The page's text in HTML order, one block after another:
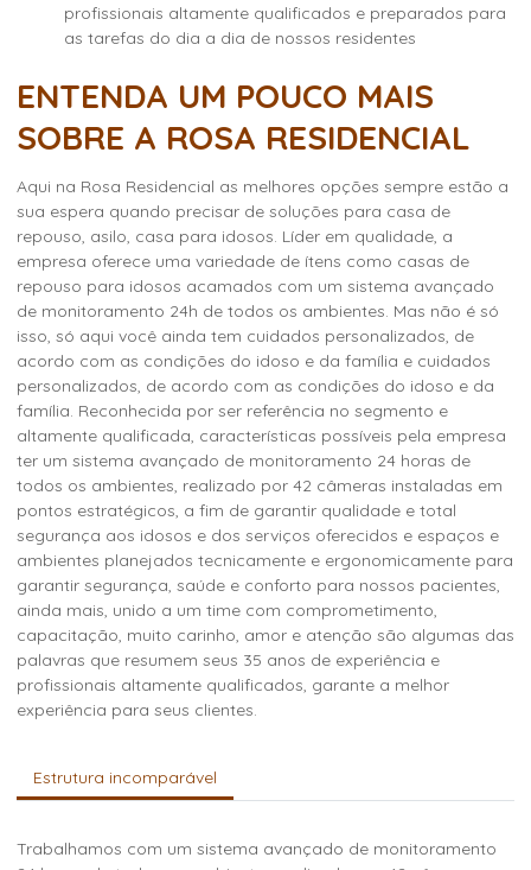
profissionais altamente qualificados e preparados para
as tarefas do dia a dia de nossos residentes
ENTENDA UM POUCO MAIS
SOBRE A ROSA RESIDENCIAL
Aqui na Rosa Residencial as melhores opções sempre estão a
sua espera quando precisar de soluções para casa de
repouso, asilo, casa para idosos. Líder em qualidade, a
empresa oferece uma variedade de ítens como casas de
repouso para idosos acamados com um sistema avançado
de monitoramento 24h de todos os ambientes. Mas não é só
isso, só aqui você ainda tem cuidados personalizados, de
acordo com as condições do idoso e da família e cuidados
personalizados, de acordo com as condições do idoso e da
família. Reconhecida por ser referência no segmento e
altamente qualificada, características possíveis pela empresa
ter um sistema avançado de monitoramento 24 horas de
todos os ambientes, realizado por 42 câmeras instaladas em
pontos estratégicos, a fim de garantir qualidade e total
segurança aos idosos e dos serviços oferecidos e espaços e
ambientes planejados tecnicamente e ergonomicamente para
garantir segurança, saúde e conforto para nossos pacientes,
ainda mais, unido a um time com comprometimento,
capacitação, muito carinho, amor e atenção são algumas das
palavras que resumem seus 35 anos de experiência e
profissionais altamente qualificados, garante a melhor
experiência para seus clientes.
Estrutura incomparável
Trabalhamos com um sistema avançado de monitoramento